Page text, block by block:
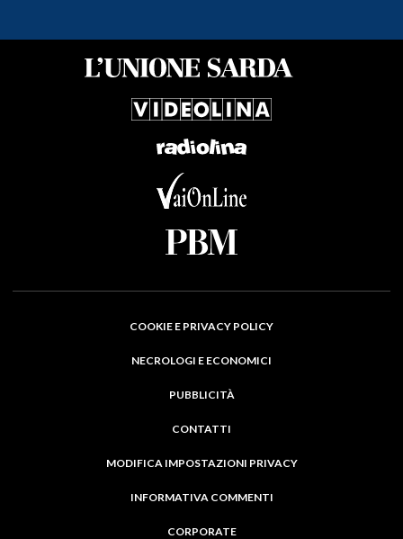
COOKIE E PRIVACY POLICY
NECROLOGI E ECONOMICI
PUBBLICITÀ
CONTATTI
MODIFICA IMPOSTAZIONI PRIVACY
INFORMATIVA COMMENTI
CORPORATE